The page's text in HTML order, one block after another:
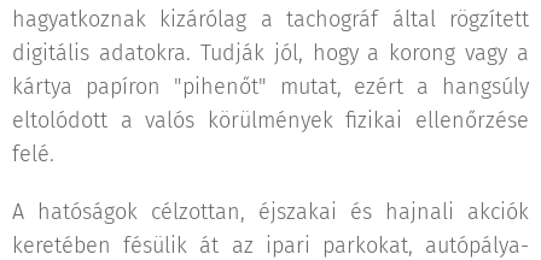
hagyatkoznak kizárólag a tachográf által rögzített
digitális adatokra. Tudják jól, hogy a korong vagy a
kártya papíron "pihenőt" mutat, ezért a hangsúly
eltolódott a valós körülmények fizikai ellenőrzése
felé.
A hatóságok célzottan, éjszakai és hajnali akciók
keretében fésülik át az ipari parkokat, autópálya-